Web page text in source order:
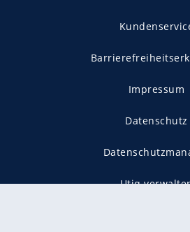
Impressum
Datenschutz
Utiq